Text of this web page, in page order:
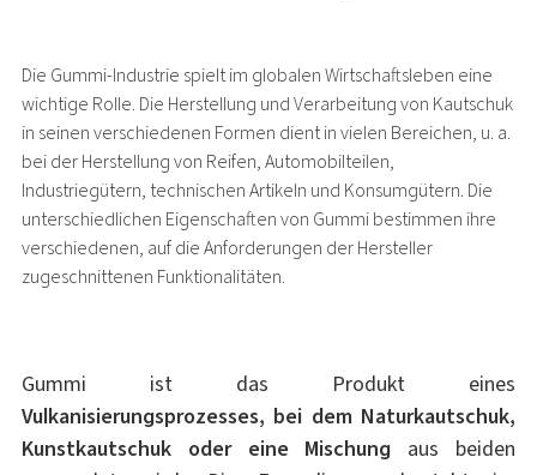
Die Gummi-Industrie spielt im globalen Wirtschaftsleben eine
wichtige Rolle. Die Herstellung und Verarbeitung von Kautschuk
in seinen verschiedenen Formen dient in vielen Bereichen, u. a.
bei der Herstellung von Reifen, Automobilteilen,
Industriegütern, technischen Artikeln und Konsumgütern. Die
unterschiedlichen Eigenschaften von Gummi bestimmen ihre
verschiedenen, auf die Anforderungen der Hersteller
zugeschnittenen Funktionalitäten.
Gummi ist das Produkt eines
Vulkanisierungsprozesses, bei dem Naturkautschuk,
Kunstkautschuk oder eine Mischung aus beiden